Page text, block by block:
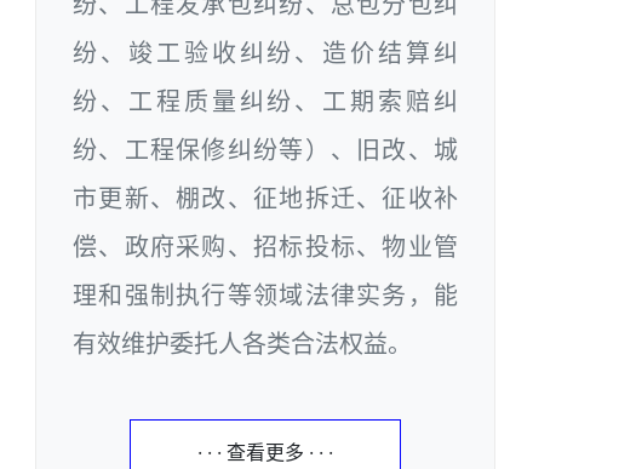
纷、竣工验收纠纷、造价结算纠
纷、工程质量纠纷、工期索赔纠
纷、工程保修纠纷等）、旧改、城
市更新、棚改、征地拆迁、征收补
偿、政府采购、招标投标、物业管
理和强制执行等领域法律实务，能
有效维护委托人各类合法权益。
· · · 查看更多 · · ·